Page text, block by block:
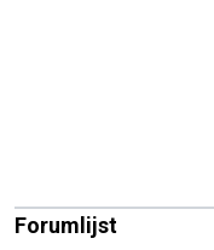
Forumlijst